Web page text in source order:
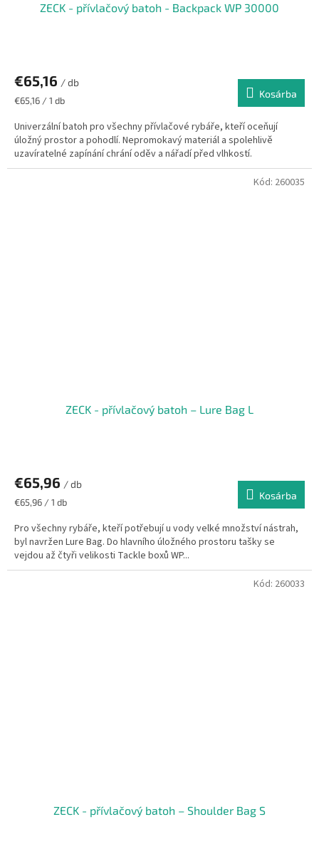
ZECK - přívlačový batoh - Backpack WP 30000
€65,16 / db
Egységár:
€65,16 / 1 db
Kosárba
Univerzální batoh pro všechny přívlačové rybáře, kteří oceňují
úložný prostor a pohodlí. Nepromokavý materiál a spolehlivě
uzavíratelné zapínání chrání oděv a nářadí před vlhkostí.
ZECK - přívlačový batoh – Lure Bag L
€65,96 / db
Egységár:
€65,96 / 1 db
Kosárba
Pro všechny rybáře, kteří potřebují u vody velké množství nástrah,
byl navržen Lure Bag. Do hlavního úložného prostoru tašky se
vejdou až čtyři velikosti Tackle boxů WP...
Kód: 260035
ZECK - přívlačový batoh – Shoulder Bag S
Kód: 260033